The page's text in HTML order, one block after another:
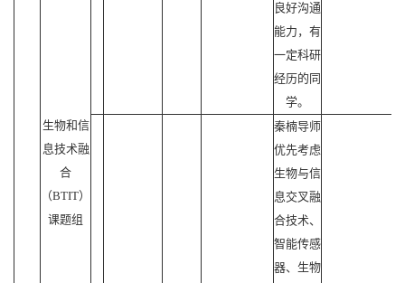
生物和信
息技术融
合
（BTIT）
课题组
良好沟通
能力，有
一定科研
经历的同
学。
秦楠导师
优先考虑
生物与信
息交叉融
合技术、
智能传感
器、生物